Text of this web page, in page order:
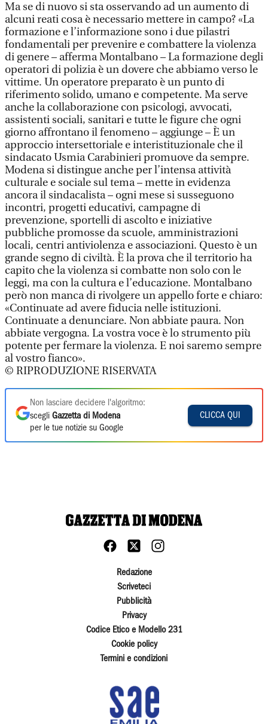
Ma se di nuovo si sta osservando ad un aumento di
alcuni reati cosa è necessario mettere in campo? «La
formazione e l’informazione sono i due pilastri
fondamentali per prevenire e combattere la violenza
di genere – afferma Montalbano – La formazione degli
operatori di polizia è un dovere che abbiamo verso le
vittime. Un operatore preparato è un punto di
riferimento solido, umano e competente. Ma serve
anche la collaborazione con psicologi, avvocati,
assistenti sociali, sanitari e tutte le figure che ogni
giorno affrontano il fenomeno – aggiunge – È un
approccio intersettoriale e interistituzionale che il
sindacato Usmia Carabinieri promuove da sempre.
Modena si distingue anche per l’intensa attività
culturale e sociale sul tema – mette in evidenza
ancora il sindacalista – ogni mese si susseguono
incontri, progetti educativi, campagne di
prevenzione, sportelli di ascolto e iniziative
pubbliche promosse da scuole, amministrazioni
locali, centri antiviolenza e associazioni. Questo è un
grande segno di civiltà. È la prova che il territorio ha
capito che la violenza si combatte non solo con le
leggi, ma con la cultura e l’educazione. Montalbano
però non manca di rivolgere un appello forte e chiaro:
«Continuate ad avere fiducia nelle istituzioni.
Continuate a denunciare. Non abbiate paura. Non
abbiate vergogna. La vostra voce è lo strumento più
potente per fermare la violenza. E noi saremo sempre
al vostro fianco».
© RIPRODUZIONE RISERVATA
Non lasciare decidere l'algoritmo:
scegli Gazzetta di Modena
per le tue notizie su Google
CLICCA QUI
Redazione
Scriveteci
Pubblicità
Privacy
Codice Etico e Modello 231
Cookie policy
Termini e condizioni